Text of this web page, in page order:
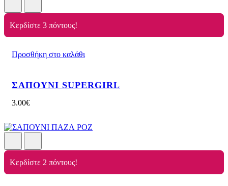
Κερδίστε 3 πόντους!
Προσθήκη στο καλάθι
ΣΑΠΟΥΝΙ SUPERGIRL
3.00€
Κερδίστε 2 πόντους!